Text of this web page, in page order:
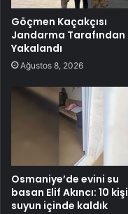
Göçmen Kaçakçısı
Jandarma Tarafından
Yakalandı
Ağustos 8, 2026
Osmaniye’de evini su
basan Elif Akıncı: 10 kişi
suyun içinde kaldık